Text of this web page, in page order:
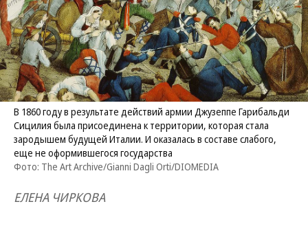
В 1860 году в результате действий армии Джузеппе Гарибальди
Сицилия была присоединена к территории, которая стала
зародышем будущей Италии. И оказалась в составе слабого,
еще не оформившегося государства
Фото: The Art Archive/Gianni Dagli Orti/DIOMEDIA
ЕЛЕНА ЧИРКОВА